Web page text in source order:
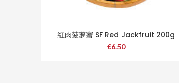
红肉菠萝蜜 SF Red Jackfruit 200g
€6.50